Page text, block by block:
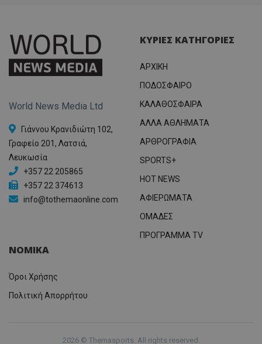
World News Media Ltd
Γιάννου Κρανιδιώτη 102,
Γραφείο 201, Λατσιά,
Λευκωσία
+357 22 205865
+357 22 374613
info@tothemaonline.com
ΚΥΡΙΕΣ ΚΑΤΗΓΟΡΙΕΣ
ΑΡΧΙΚΗ
ΠΟΔΟΣΦΑΙΡΟ
ΚΑΛΑΘΟΣΦΑΙΡΑ
ΑΛΛΑ ΑΘΛΗΜΑΤΑ
ΑΡΘΡΟΓΡΑΦΙΑ
SPORTS+
HOT NEWS
ΑΦΙΕΡΩΜΑΤΑ
ΟΜΑΔΕΣ
ΠΡΟΓΡΑΜΜΑ TV
ΝΟΜΙΚΑ
Όροι Χρήσης
Πολιτική Απορρήτου
2026 © Themasports. All rights reserved.